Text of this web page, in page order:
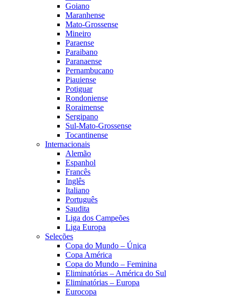
Goiano
Maranhense
Mato-Grossense
Mineiro
Paraense
Paraibano
Paranaense
Pernambucano
Piauiense
Potiguar
Rondoniense
Roraimense
Sergipano
Sul-Mato-Grossense
Tocantinense
Internacionais
Alemão
Espanhol
Francês
Inglês
Italiano
Português
Saudita
Liga dos Campeões
Liga Europa
Seleções
Copa do Mundo – Única
Copa América
Copa do Mundo – Feminina
Eliminatórias – América do Sul
Eliminatórias – Europa
Eurocopa